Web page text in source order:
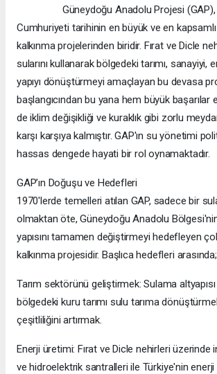
Güneydoğu Anadolu Projesi (GAP),
Cumhuriyeti tarihinin en büyük ve en
kalkınma projelerinden biridir. Fırat ve Dicle
sularını kullanarak bölgedeki tarımı, sanayiyi,
yapıyı dönüştürmeyi amaçlayan bu devasa
başlangıcından bu yana hem büyük başarılar
de iklim değişikliği ve kuraklık gibi zorlu
karşı karşıya kalmıştır. GAP'ın su yönetimi
hassas dengede hayati bir rol oynamaktadır.
GAP’ın Doğuşu ve Hedefleri
1970'lerde temelleri atılan GAP, sadece bir
olmaktan öte, Güneydoğu Anadolu
yapısını tamamen değiştirmeyi hedefleyen
kalkınma projesidir. Başlıca hedefleri arasında;
Tarım sektörünü geliştirmek: Sulama
bölgedeki kuru tarımı sulu tarıma
çeşitliliğini artırmak.
Enerji üretimi: Fırat ve Dicle nehirleri üzerinde
ve hidroelektrik santralleri ile Türkiye'nin enerji